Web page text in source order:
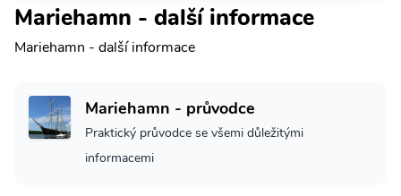
Mariehamn - další informace
Mariehamn - další informace
Mariehamn - průvodce
Praktický průvodce se všemi důležitými
informacemi